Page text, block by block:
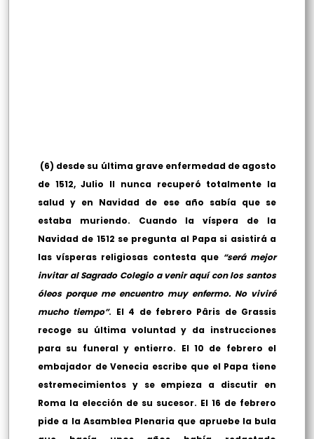
(6) desde su última grave enfermedad de agosto
de 1512, Julio II nunca recuperó totalmente la
salud y en Navidad de ese año sabía que se
estaba muriendo. Cuando la víspera de la
Navidad de 1512 se pregunta al Papa si asistirá a
las vísperas religiosas contesta que “será mejor
invitar al Sagrado Colegio a venir aquí con los santos
óleos porque me encuentro muy enfermo. No viviré
mucho tiempo”. El 4 de febrero Pâris de Grassis
recoge su última voluntad y da instrucciones
para su funeral y entierro. El 10 de febrero el
embajador de Venecia escribe que el Papa tiene
estremecimientos y se empieza a discutir en
Roma la elección de su sucesor. El 16 de febrero
pide a la Asamblea Plenaria que apruebe la bula